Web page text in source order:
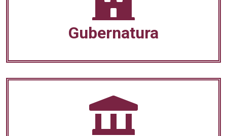
Gubernatura